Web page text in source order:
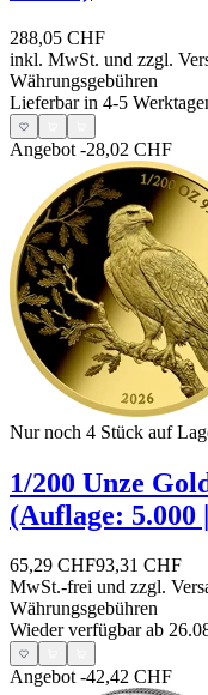
288,05 CHF
inkl. MwSt. und zzgl.
Währungsgebühren
Lieferbar in 4-5
Angebot -28,02 CHF
Nur noch 4 Stück auf
1/200 Unze
(Auflage:
65,29 CHF93,31 CHF
MwSt.-frei und zzgl.
Währungsgebühren
Wieder verfügbar ab
Angebot-42,42 CHF